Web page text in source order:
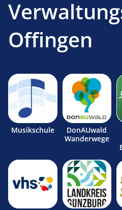
Offingen
Musikschule
DonAUwald
Wanderwege